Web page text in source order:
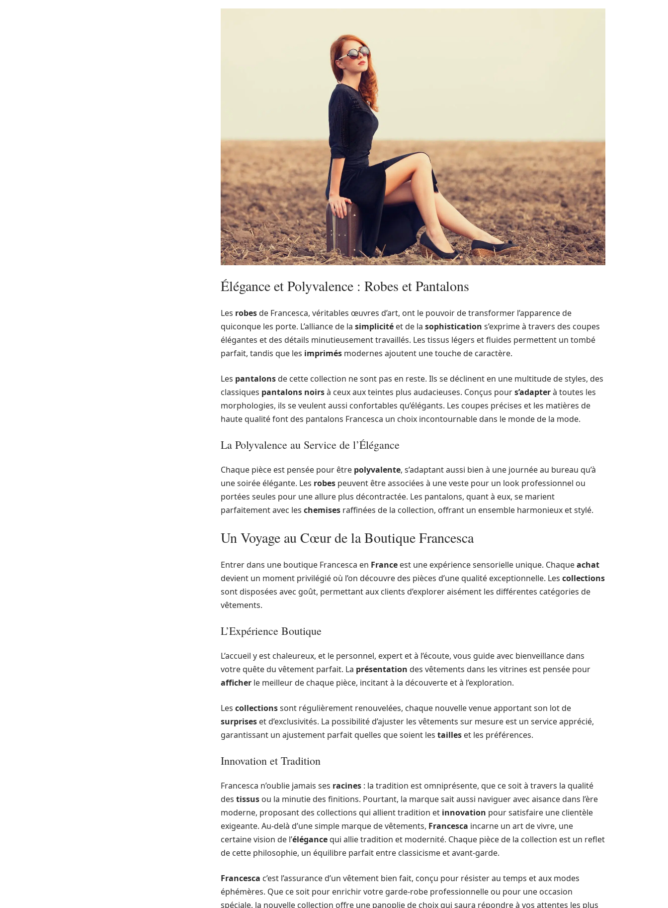
Élégance et Polyvalence : Robes et Pantalons
Les robesde Francesca, véritables œuvres d’art, ont le pouvoir de transformer l’apparence de
quiconque les porte. L’alliance de la simplicité et de la sophistication s’exprime à travers des coupes
élégantes et des détails minutieusement travaillés. Les tissus légers et fluides permettent un tombé
parfait, tandis que les imprimés modernes ajoutent une touche de caractère.
Les pantalonsde cette collection ne sont pas en reste. Ils se déclinent en une multitude de styles, des
classiques pantalons noirsà ceux aux teintes plus audacieuses. Conçus pours’adapterà toutes les
morphologies, ils se veulent aussi confortables qu’élégants. Les coupes précises et les matières de
haute qualité font des pantalons Francesca un choix incontournable dans le monde de la mode.
La Polyvalence au Service de l’Élégance
Chaque pièce est pensée pour être polyvalente, s’adaptant aussi bien à une journée au bureau qu’à
une soirée élégante. Les robes peuvent être associées à une veste pour un look professionnel ou
portées seules pour une allure plus décontractée. Les pantalons, quant à eux, se marient
parfaitement avec les chemises raffinées de la collection, offrant un ensemble harmonieux et stylé.
Un Voyage au Cœur de la Boutique Francesca
Entrer dans une boutique Francesca en France est une expérience sensorielle unique. Chaqueachat
devient un moment privilégié où l’on découvre des pièces d’une qualité exceptionnelle. Les collections
sont disposées avec goût, permettant aux clients d’explorer aisément les différentes catégories de
vêtements.
L’Expérience Boutique
L’accueil y est chaleureux, et le personnel, expert et à l’écoute, vous guide avec bienveillance dans
votre quête du vêtement parfait. La présentation des vêtements dans les vitrines est pensée pour
afficher le meilleur de chaque pièce, incitant à la découverte et à l’exploration.
Les collectionssont régulièrement renouvelées, chaque nouvelle venue apportant son lot de
surprises et d’exclusivités. La possibilité d’ajuster les vêtements sur mesure est un service apprécié,
garantissant un ajustement parfait quelles que soient les tailles et les préférences.
Innovation et Tradition
Francesca n’oublie jamais ses racines : la tradition est omniprésente, que ce soit à travers la qualité
des tissus ou la minutie des finitions. Pourtant, la marque sait aussi naviguer avec aisance dans l’ère
moderne, proposant des collections qui allient tradition et innovation pour satisfaire une clientèle
exigeante. Au-delà d’une simple marque de vêtements, Francesca incarne un art de vivre, une
certaine vision de l’élégancequi allie tradition et modernité. Chaque pièce de la collection est un reflet
de cette philosophie, un équilibre parfait entre classicisme et avant-garde.
Francesca c’est l’assurance d’un vêtement bien fait, conçu pour résister au temps et aux modes
éphémères. Que ce soit pour enrichir votre garde-robe professionnelle ou pour une occasion
spéciale, la nouvelle collection offre une panoplie de choix qui saura répondre à vos attentes les plus